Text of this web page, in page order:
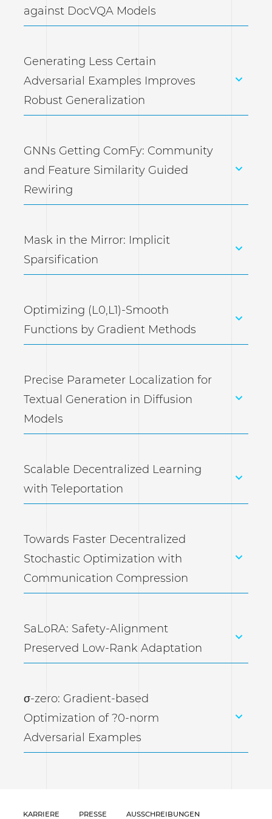
against DocVQA Models
Generating Less Certain
Adversarial Examples Improves
Robust Generalization
GNNs Getting ComFy: Community
and Feature Similarity Guided
Rewiring
Mask in the Mirror: Implicit
Sparsification
Optimizing (L0,L1)-Smooth
Functions by Gradient Methods
Precise Parameter Localization for
Textual Generation in Diffusion
Models
Scalable Decentralized Learning
with Teleportation
Towards Faster Decentralized
Stochastic Optimization with
Communication Compression
SaLoRA: Safety-Alignment
Preserved Low-Rank Adaptation
σ-zero: Gradient-based
Optimization of ?0-norm
Adversarial Examples
KARRIERE PRESSE AUSSCHREIBUNGEN